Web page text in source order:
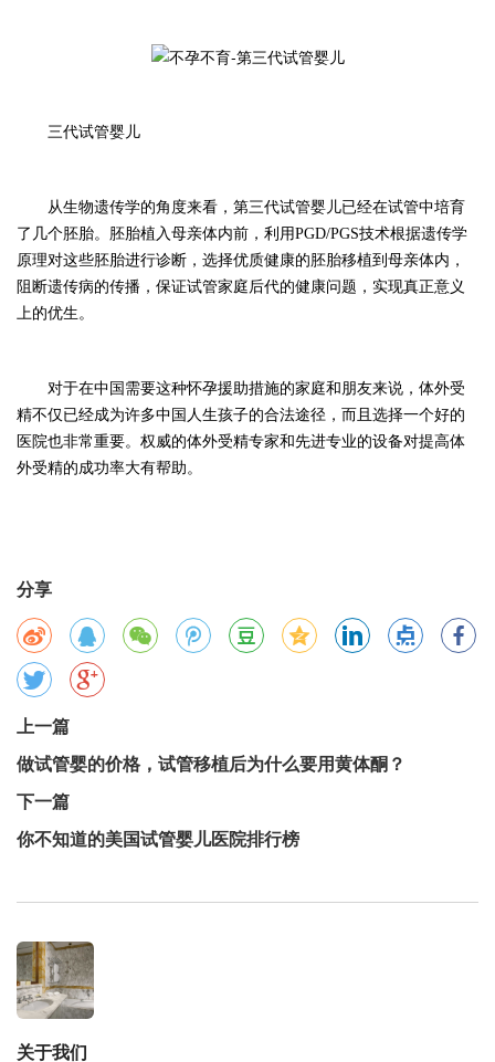
三代试管婴儿
从生物遗传学的角度来看，第三代试管婴儿已经在试管中培育
了几个胚胎。胚胎植入母亲体内前，利用PGD/PGS技术根据遗传学
原理对这些胚胎进行诊断，选择优质健康的胚胎移植到母亲体内，
阻断遗传病的传播，保证试管家庭后代的健康问题，实现真正意义
上的优生。
对于在中国需要这种怀孕援助措施的家庭和朋友来说，体外受
精不仅已经成为许多中国人生孩子的合法途径，而且选择一个好的
医院也非常重要。权威的体外受精专家和先进专业的设备对提高体
外受精的成功率大有帮助。
分享
上一篇
做试管婴的价格，试管移植后为什么要用黄体酮？
下一篇
你不知道的美国试管婴儿医院排行榜
关于我们